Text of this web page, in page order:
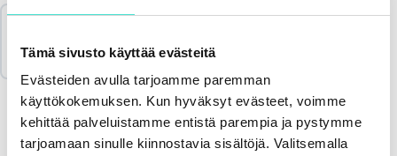
Tämä sivusto käyttää evästeitä
Evästeiden avulla tarjoamme paremman
käyttökokemuksen. Kun hyväksyt evästeet, voimme
kehittää palveluistamme entistä parempia ja pystymme
tarjoamaan sinulle kiinnostavia sisältöjä. Valitsemalla
todistus